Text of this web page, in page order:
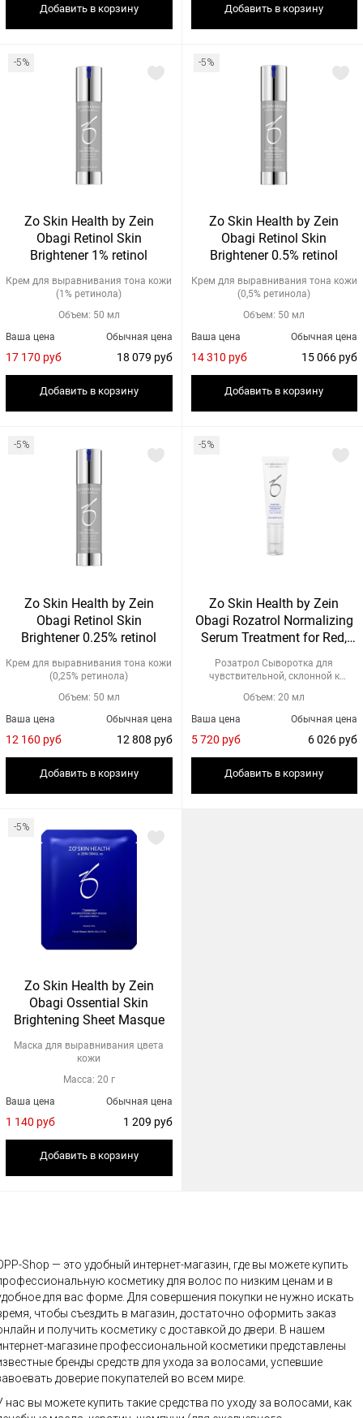
Добавить в корзину Добавить в корзину
-5%
Zo Skin Health by Zein
Obagi Retinol Skin
Brightener 1% retinol
Крем для выравнивания тона кожи
(1% ретинола)
Объем: 50 мл
Обычная цена
18 079 руб
Ваша цена
17 170 руб
Добавить в корзину
-5%
Zo Skin Health by Zein
Obagi Retinol Skin
Brightener 0.5% retinol
Крем для выравнивания тона кожи
(0,5% ретинола)
Объем: 50 мл
Обычная цена
15 066 руб
Ваша цена
14 310 руб
Добавить в корзину
-5%
Zo Skin Health by Zein
Obagi Retinol Skin
Brightener 0.25% retinol
Крем для выравнивания тона кожи
(0,25% ретинола)
Объем: 50 мл
Обычная цена
12 808 руб
Ваша цена
12 160 руб
Добавить в корзину
-5%
Zo Skin Health by Zein
Obagi Rozatrol Normalizing
Serum Treatment for Red,
Розатрол Сыворотка для
чувствительной, склонной к
Объем: 20 мл
Обычная цена
6 026 руб
Ваша цена
5 720 руб
Добавить в корзину
-5%
Zo Skin Health by Zein
Obagi Ossential Skin
Brightening Sheet Masque
Маска для выравнивания цвета
кожи
Масса: 20 г
Обычная цена
1 209 руб
Ваша цена
1 140 руб
Добавить в корзину
Shop — это удобный интернет-магазин, где вы можете купить
косметику для волос по низким ценам и в
для вас форме. Для совершения покупки не нужно искать
чтобы съездить в магазин, достаточно оформить заказ
и получить косметику с доставкой до двери. В нашем
магазине профессиональной косметики представлены
бренды средств для ухода за волосами, успевшие
доверие покупателей во всем мире.
нас вы можете купить такие средства по уходу за волосами, как